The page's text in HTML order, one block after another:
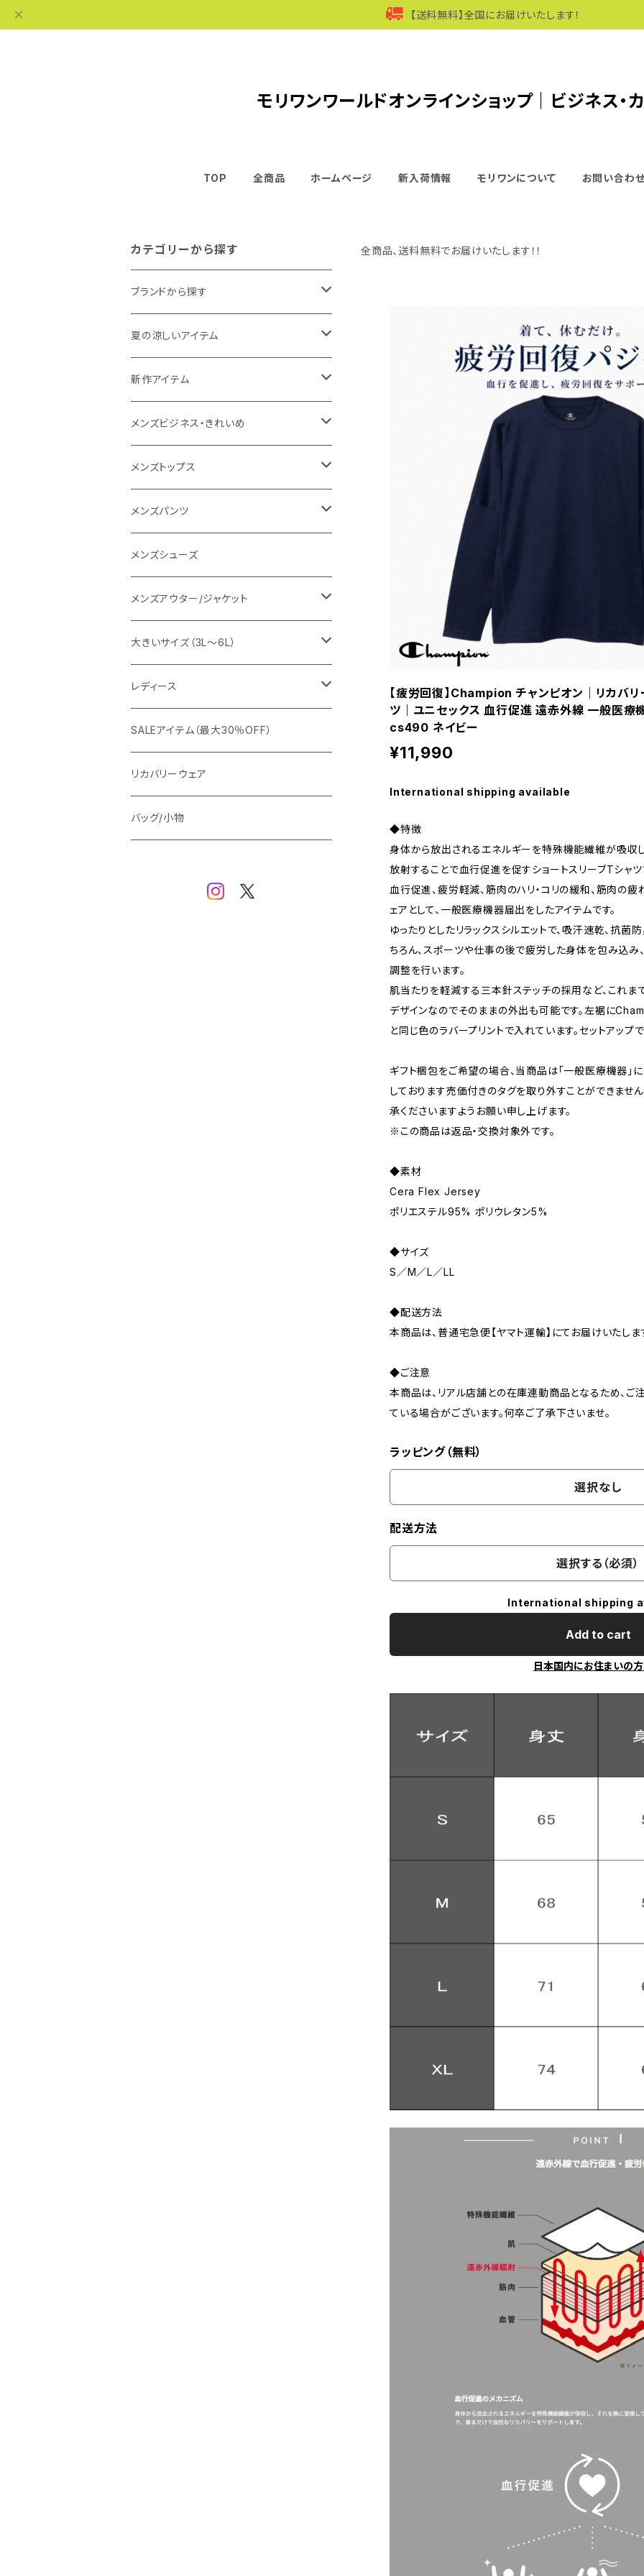
【送料無料】全国にお届けいたします！
モリワンワールドオンラインショップ｜ビジネス・
TOP 全商品 ホームページ 新入荷情報 モリワンについて お問い合わ
全商品、送料無料でお届けいたします！！
【疲労回復】Champion チャンピオン｜リカバ
ツ｜ユニセックス 血行促進 遠赤外線 一般医
cs490 ネイビー
¥11,990
International shipping available
◆特徴
身体から放出されるエネルギーを特殊機能繊維が吸収
放射することで血行促進を促すショートスリーブTシャツ
血行促進、疲労軽減、筋肉のハリ・コリの緩和、筋肉の
ェアとして、一般医療機器届出をしたアイテムです。
ゆったりとしたリラックスシルエットで、吸汗速乾、抗
ちろん、スポーツや仕事の後で疲労した身体を包み込み
調整を行います。
肌当たりを軽減する三本針ステッチの採用など、これま
デザインなのでそのままの外出も可能です。左裾に
と同じ色のラバープリントで入れています。セットアップ
ギフト梱包をご希望の場合、当商品は「一般医療機器」
しております売価付きのタグを取り外すことができませ
承くださいますようお願い申し上げます。
※この商品は返品・交換対象外です。
◆素材
Cera Flex Jersey
ポリエステル95% ポリウレタン5%
◆サイズ
S／M／L／LL
◆配送方法
本商品は、普通宅急便【ヤマト運輸】にてお届けいたしま
◆ご注意
本商品は、リアル店舗との在庫連動商品となるため、ご
ている場合がございます。何卒ご了承下さいませ。
ラッピング（無料）
選択なし
配送方法
選択する（必須）
International shipping
Add to cart
日本国内にお住まいの
カテゴリーから探す
ブランドから探す
THE NORTH FACE
NANGA
1PIU1UGUALE3 RELAX
go slow caravan
SY32 by SWEET YEARS
URBAN SQUARE
EDWIN
snow peak
G-stage
TETEHOMME
TAION
夏の涼しいアイテム
メンズ
レディース
新作アイテム
メンズ
レディース
メンズビジネス・きれいめ
スーツ
カジュアルセットアップ
スラックス
ワイシャツ
シューズ
フォーマル
Tシャツ/ポロシャツ
メンズトップス
Tシャツ/カットソー
シャツ/ポロシャツ
パーカー/スウェット
ニット
メンズパンツ
デニムパンツ
イージーパンツ
スラックス
メンズシューズ
メンズアウター/ジャケット
ジャケット
カジュアルジャケット
ビジネスジャケット
ブルゾン
コート
マウンテンパーカー/アウトドア
ダウン / 中綿アウター
大きいサイズ（3L～6L）
ビジネス
セットアップ
ワイシャツ
カジュアル
ニット/Tシャツ/カットソー
スウェット/パーカー
アウター
レディース
アウター
トップス（ブラウス/カットソー）
ジャケット
SALEアイテム（最大30％OFF）
リカバリーウェア
バッグ/小物